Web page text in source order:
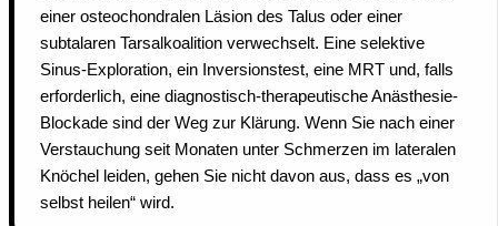
einer osteochondralen Läsion des Talus oder einer
subtalaren Tarsalkoalition verwechselt. Eine selektive
Sinus-Exploration, ein Inversionstest, eine MRT und, falls
erforderlich, eine diagnostisch-therapeutische Anästhesie-
Blockade sind der Weg zur Klärung. Wenn Sie nach einer
Verstauchung seit Monaten unter Schmerzen im lateralen
Knöchel leiden, gehen Sie nicht davon aus, dass es „von
selbst heilen“ wird.